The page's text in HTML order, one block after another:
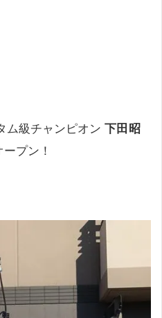
ム級チャンピオン 下田昭
プン！